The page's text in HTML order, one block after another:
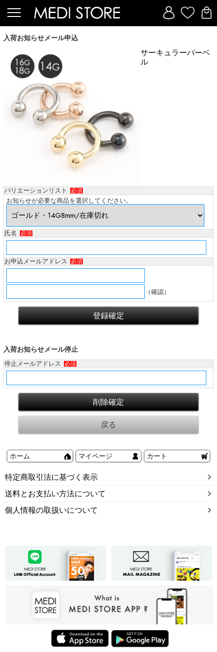
入荷お知らせメール申込
サーキュラーバーベ
ル
バリエーションリスト 必須
お知らせが必要な商品を選択してください。
氏名 必須
お申込メールアドレス 必須
（確認）
入荷お知らせメール停止
停止メールアドレス 必須
ホーム マイページ カート
特定商取引法に基づく表示
送料とお支払い方法について
個人情報の取扱いについて